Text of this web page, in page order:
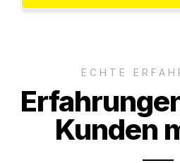
ECHTE
Kunden